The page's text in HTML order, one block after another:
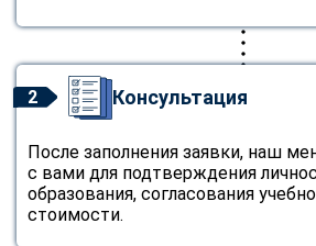
2 Консультация
После заполнения заявки, наш
с вами для подтверждения
образования, согласования
стоимости.